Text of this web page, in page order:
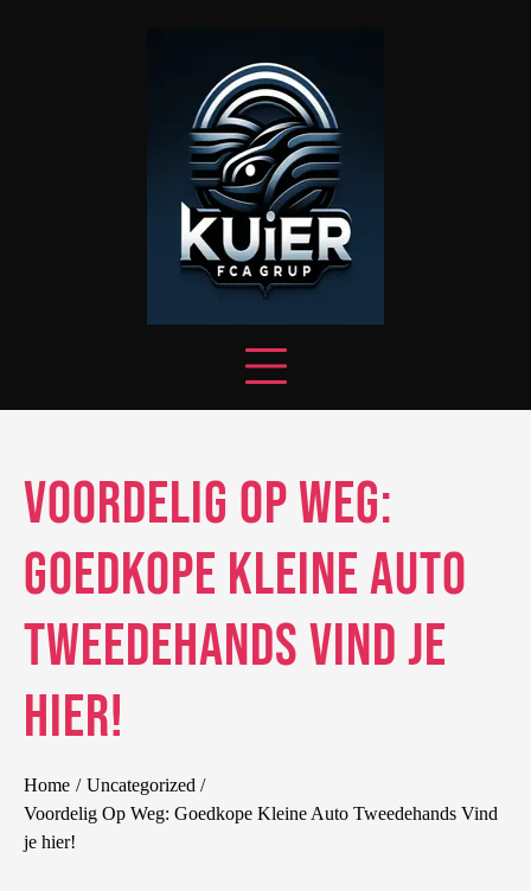
Voordelig Op Weg:
Goedkope Kleine Auto
Tweedehands Vind je
hier!
Home
Uncategorized
Voordelig Op Weg: Goedkope Kleine Auto Tweedehands Vind
je hier!